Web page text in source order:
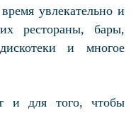
увлекательно и
рестораны, бары,
и многое
и для того, чтобы